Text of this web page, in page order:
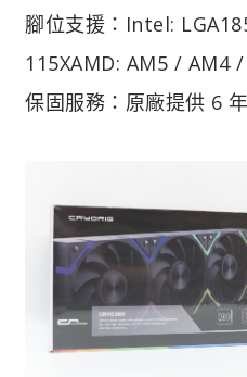
腳位支援：Intel:
115XAMD: AM5 / AM4
保固服務：原廠提供 6